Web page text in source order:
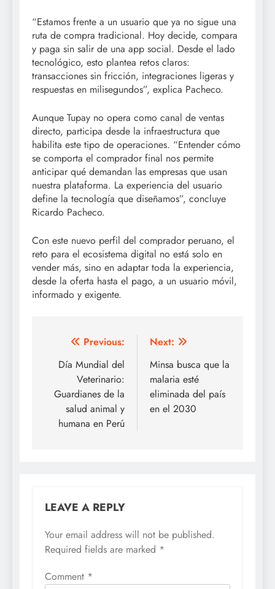
“Estamos frente a un usuario que ya no sigue una
ruta de compra tradicional. Hoy decide, compara
y paga sin salir de una app social. Desde el lado
tecnológico, esto plantea retos claros:
transacciones sin fricción, integraciones ligeras y
respuestas en milisegundos”, explica Pacheco.
Aunque Tupay no opera como canal de ventas
directo, participa desde la infraestructura que
habilita este tipo de operaciones. “Entender cómo
se comporta el comprador final nos permite
anticipar qué demandan las empresas que usan
nuestra plataforma. La experiencia del usuario
define la tecnología que diseñamos”, concluye
Ricardo Pacheco.
Con este nuevo perfil del comprador peruano, el
reto para el ecosistema digital no está solo en
vender más, sino en adaptar toda la experiencia,
desde la oferta hasta el pago, a un usuario móvil,
informado y exigente.
Post
navigation
Previous:
Día Mundial del
Veterinario:
Guardianes de la
salud animal y
humana en Perú
Next:
Minsa busca que la
malaria esté
eliminada del país
en el 2030
LEAVE A REPLY
Your email address will not be published.
Required fields are marked *
Comment *